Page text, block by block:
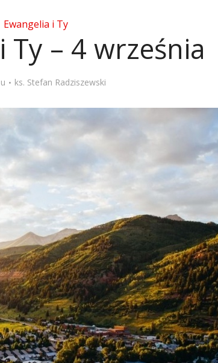
Ewangelia i Ty
Ty – 4 września
ks. Stefan Radziszewski
i Ty – 29 grudnia